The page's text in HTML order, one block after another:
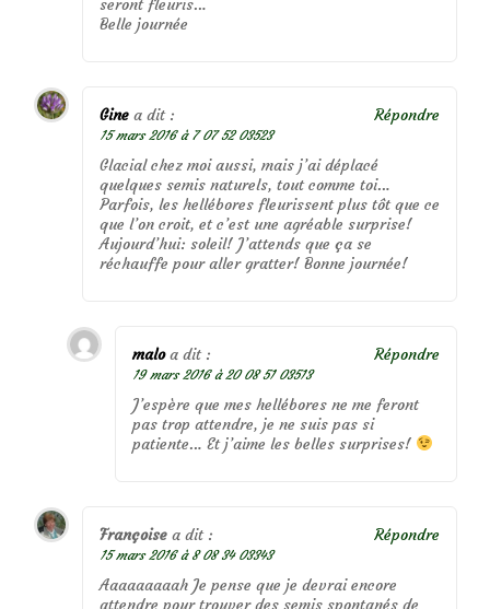
seront fleuris…
Belle journée
Gine a dit :
15 mars 2016 à 7 07 52 03523
Glacial chez moi aussi, mais j’ai déplacé
quelques semis naturels, tout comme toi…
Parfois, les hellébores fleurissent plus tôt que ce
que l’on croit, et c’est une agréable surprise!
Aujourd’hui: soleil! J’attends que ça se
réchauffe pour aller gratter! Bonne journée!
Répondre
malo a dit :
19 mars 2016 à 20 08 51 03513
J’espère que mes hellébores ne me feront
pas trop attendre, je ne suis pas si
patiente… Et j’aime les belles surprises!
Répondre
Françoise a dit :
15 mars 2016 à 8 08 34 03343
Aaaaaaaaah Je pense que je devrai encore
attendre pour trouver des semis spontanés de
Répondre